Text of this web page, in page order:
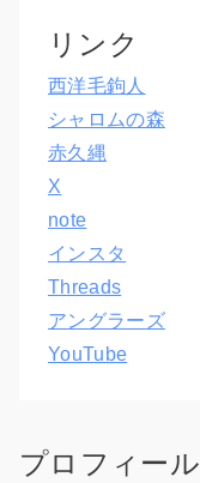
リンク
西洋毛鉤人
シャロムの森
赤久縄
X
note
インスタ
Threads
アングラーズ
YouTube
プロフィール